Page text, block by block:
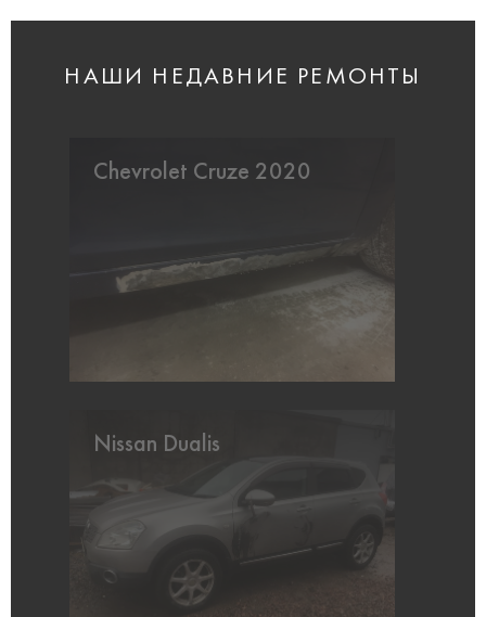
НАШИ НЕДАВНИЕ РЕМОНТЫ
Chevrolet Cruze 2020
Nissan Dualis